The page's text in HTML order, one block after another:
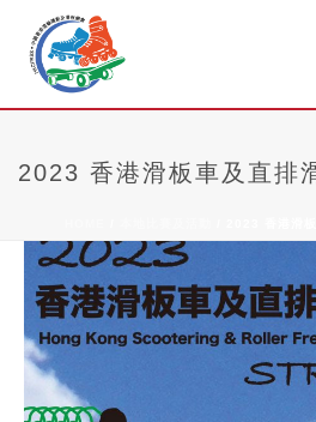
2023 香港滑板車及直排